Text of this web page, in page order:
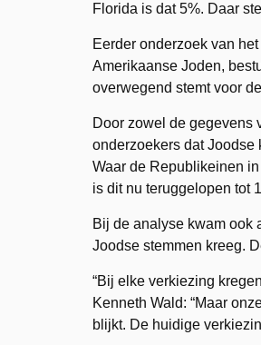
Florida is dat 5%. Daar
Eerder onderzoek van
Amerikaanse Joden,
overwegend stemt voor
Door zowel de gegevens
onderzoekers dat Joodse
Waar de Republikeinen
is dit nu teruggelopen tot
Bij de analyse kwam ook
Joodse stemmen kreeg.
“Bij elke verkiezing
Kenneth Wald: “Maar
blijkt. De huidige